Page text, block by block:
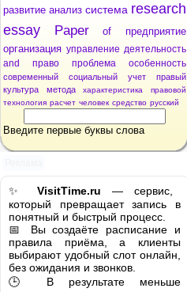
развитие анализ система research
essay
Paper of
предприятие
организация управление деятельность
and
право проблема особенность
современный социальный учет
правый
культура
метода характеристика
правовой
технология расчет человек средство русский
Введите первые буквы слова
✨ VisitTime.ru — сервис,
который превращает запись в
понятный и быстрый процесс.
📅 Вы создаёте расписание и
правила приёма, а клиенты
выбирают удобный слот онлайн,
без ожидания и звонков.
🕒 В результате меньше